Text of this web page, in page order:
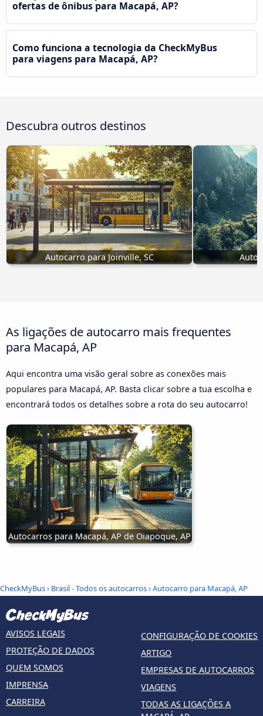
ofertas de ônibus para Macapá, AP?
Como funciona a tecnologia da CheckMyBus
para viagens para Macapá, AP?
Descubra outros destinos
Autocarro para Joinville, SC
As ligações de autocarro mais frequentes
para Macapá, AP
Aqui encontra uma visão geral sobre as conexões mais
populares para Macapá, AP. Basta clicar sobre a tua escolha e
encontrará todos os detalhes sobre a rota do seu autocarro!
Autocarros para Macapá, AP de Oiapoque, AP
CheckMyBus› Brasil - Todos os autocarros› Autocarro para Macapá, AP
AVISOS LEGAIS
PROTEÇÃO DE DADOS
QUEM SOMOS
IMPRENSA
CARREIRA
CONFIGURAÇÃO DE COOKIES
ARTIGO
EMPRESAS DE AUTOCARROS
VIAGENS
TODAS AS LIGAÇÕES A